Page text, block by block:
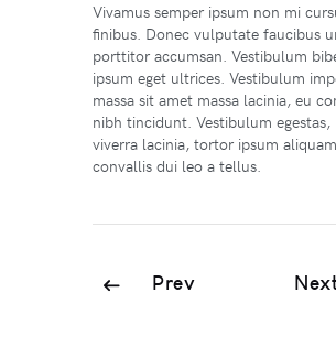
Vivamus semper ipsum non mi
finibus. Donec vulputate faucibus
porttitor accumsan. Vestibulum
ipsum eget ultrices. Vestibulum
massa sit amet massa lacinia, eu
nibh tincidunt. Vestibulum egestas,
viverra lacinia, tortor ipsum
convallis dui leo a tellus.
Prev